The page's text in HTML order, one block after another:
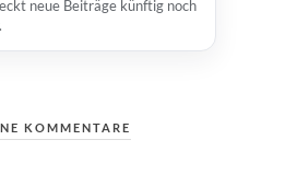
neue Beiträge künftig noch
KOMMENTARE